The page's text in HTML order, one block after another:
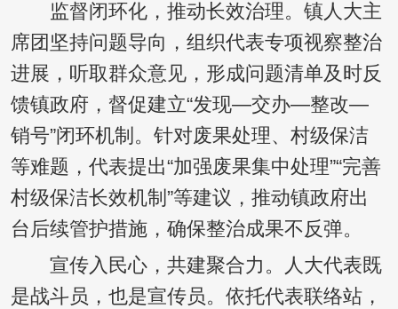
监督闭环化，推动长效治理。镇人大主
席团坚持问题导向，组织代表专项视察整治
进展，听取群众意见，形成问题清单及时反
馈镇政府，督促建立“发现—交办—整改—
销号”闭环机制。针对废果处理、村级保洁
等难题，代表提出“加强废果集中处理”“完善
村级保洁长效机制”等建议，推动镇政府出
台后续管护措施，确保整治成果不反弹。
宣传入民心，共建聚合力。人大代表既
是战斗员，也是宣传员。依托代表联络站，